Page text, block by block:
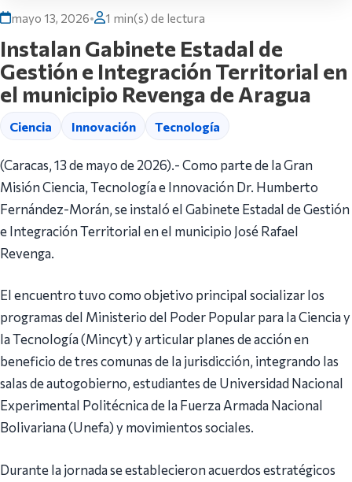
mayo 13, 2026• 1 min(s) de lectura
Instalan Gabinete Estadal de
Gestión e Integración Territorial en
el municipio Revenga de Aragua
Ciencia Innovación Tecnología
(Caracas, 13 de mayo de 2026).- Como parte de la Gran
Misión Ciencia, Tecnología e Innovación Dr. Humberto
Fernández-Morán, se instaló el Gabinete Estadal de Gestión
e Integración Territorial en el municipio José Rafael
Revenga.
El encuentro tuvo como objetivo principal socializar los
programas del Ministerio del Poder Popular para la Ciencia y
la Tecnología (Mincyt) y articular planes de acción en
beneficio de tres comunas de la jurisdicción, integrando las
salas de autogobierno, estudiantes de Universidad Nacional
Experimental Politécnica de la Fuerza Armada Nacional
Bolivariana (Unefa) y movimientos sociales.
Durante la jornada se establecieron acuerdos estratégicos